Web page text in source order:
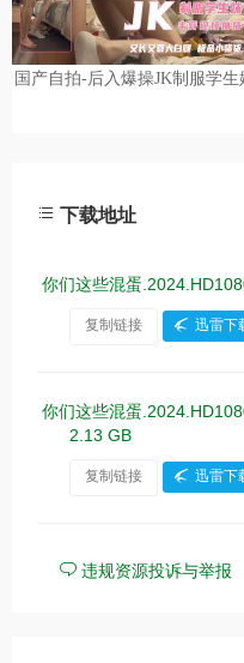
下载地址
你们这些混蛋
复制链接 迅雷下
你们这些混蛋
2.13 GB
复制链接 迅雷下
违规资源投诉与举报